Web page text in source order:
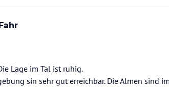
Lage im Tal ist ruhig.
sin sehr gut erreichbar. Die Almen sind